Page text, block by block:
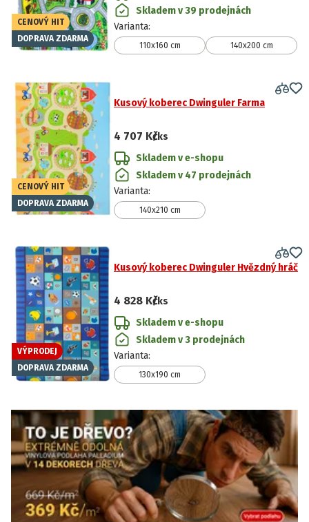
CENOVÝ HIT
DOPRAVA ZDARMA
Skladem v 39 prodejnách
Varianta:
110x160 cm 140x200 cm
CENOVÝ HIT
DOPRAVA ZDARMA
Kusový koberec Dwinguler Farma
4 707 Kč/ks
Skladem v e-shopu
Skladem v 47 prodejnách
Varianta:
140x210 cm
VÝPRODEJ
DOPRAVA ZDARMA
Kusový koberec Dwinguler Hvězdný hráč
4 828 Kč/ks
Skladem v e-shopu
Skladem v 3 prodejnách
Varianta:
130x190 cm